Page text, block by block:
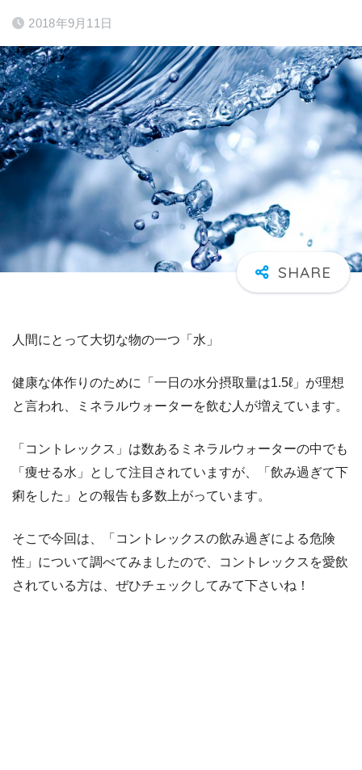
2018年9月11日
人間にとって大切な物の一つ「水」
健康な体作りのために「一日の水分摂取量は1.5ℓ」が理想
と言われ、ミネラルウォーターを飲む人が増えています。
「コントレックス」は数あるミネラルウォーターの中でも
「痩せる水」として注目されていますが、「飲み過ぎて下
痢をした」との報告も多数上がっています。
そこで今回は、「コントレックスの飲み過ぎによる危険
性」について調べてみましたので、コントレックスを愛飲
されている方は、ぜひチェックしてみて下さいね！